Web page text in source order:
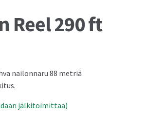
Reel 290 ft
nailonnaru 88 metriä
jälkitoimittaa)